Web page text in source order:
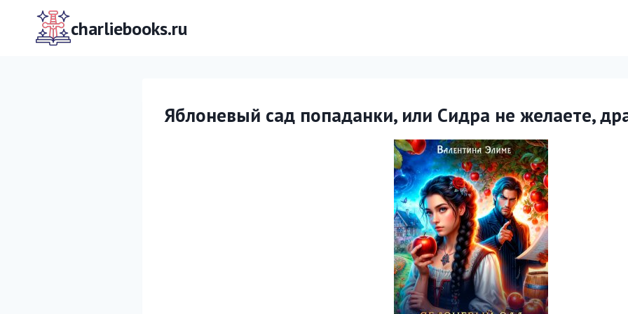
содержимому charliebooks.ru
Яблоневый сад попаданки, или Сидра не желаете,